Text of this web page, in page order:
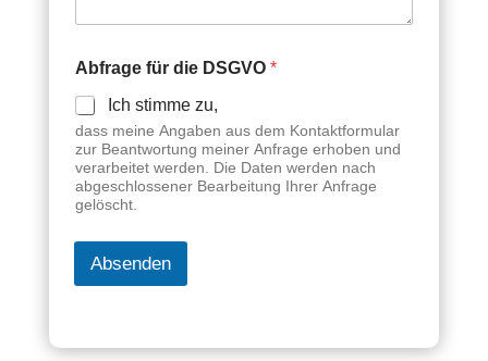
Abfrage für die DSGVO *
Ich stimme zu,
dass meine Angaben aus dem Kontaktformular
zur Beantwortung meiner Anfrage erhoben und
verarbeitet werden. Die Daten werden nach
abgeschlossener Bearbeitung Ihrer Anfrage
gelöscht.
Absenden